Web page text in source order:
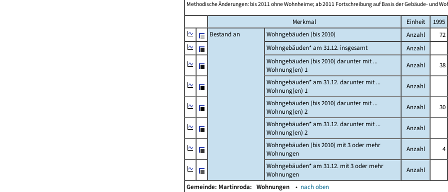
Methodische Änderungen: bis 2011 ohne Wohnheime; ab 2011 Fortschreibung auf Basis der Gebäude- und
Merkmal Einheit 1995
Bestand an
Wohngebäuden (bis 2010) Anzahl 72
Wohngebäuden* am 31.12. insgesamt
Anzahl
Wohngebäuden (bis 2010) darunter mit ...
Wohnung(en) 1
Anzahl 38
Wohngebäuden* am 31.12. darunter mit ...
Wohnung(en) 1
Anzahl
Wohngebäuden (bis 2010) darunter mit ...
Wohnung(en) 2
Anzahl 30
Wohngebäuden* am 31.12. darunter mit ...
Wohnung(en) 2
Anzahl
Wohngebäuden (bis 2010) mit 3 oder mehr
Wohnungen
Anzahl 4
Wohngebäuden* am 31.12. mit 3 oder mehr
Wohnungen
Anzahl
Gemeinde: Martinroda: Wohnungen ▴ nach oben